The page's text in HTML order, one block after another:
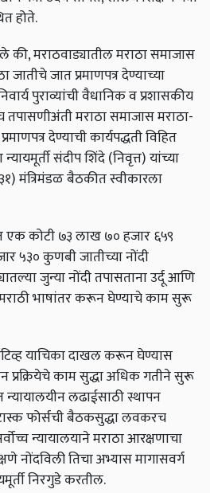
होते.
की, मराठवाड्यातील मराठा समाजास
जात प्रमाणपत्र देण्याच्या
पुराव्यांची वैधानिक व प्रशासकीय
मराठा समाजास मराठा-
देण्याची कार्यपद्धती विहित
संदीप शिंदे (निवृत्त) यांच्या
मंत्रिमंडळ बैठकीत स्वीकारला
एक कोटी ७३ लाख ७० हजार ६५९
५३० कुणबी जातीच्या नोंदी
जुन्या नोंदी तपासताना उर्दू आणि
मराठी भाषांतर करून घेण्याचे काम सुरू
याचिका दाखल करून घेण्यास
प्रक्रियेचे काम सुद्धा अधिक गतीने सुरू
लढाईसाठी स्थापन
फोर्सची बैठकसुद्धा लवकरच
न्यायालयाने मराठा आरक्षणाचा
नोंदविली तिचा अभ्यास मागासवर्ग
निरगुडे करतील.